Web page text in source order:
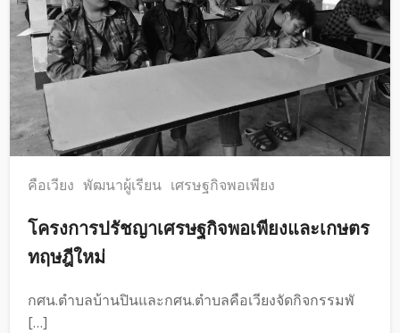
คือเวียง พัฒนาผู้เรียน เศรษฐกิจพอเพียง
โครงการปรัชญาเศรษฐกิจพอเพียงและเกษตร
ทฤษฎีใหม่
กศน.ตำบลบ้านปินและกศน.ตำบลคือเวียงจัดกิจกรรมพั
[…]